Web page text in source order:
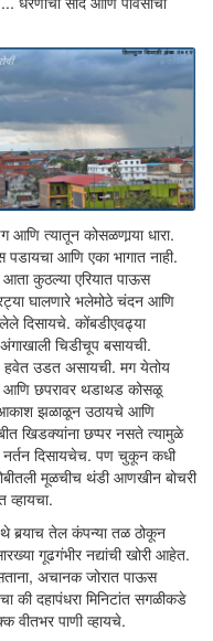
त्यातून कोसळणार्‍या धारा.
पडायचा आणि एका भागात नाही.
कुठल्या एरियात पाऊस
घालणारे भलेमोठे चंदन आणि
दिसायचे. कोंबडीएवढ्या
चिडीचूप बसायची.
हवेत उडत असायची. मग येतोय
आणि छपरावर थडाथड कोसळू
आकाश झळाळून उठायचे आणि
खिडक्यांना छप्पर नसते त्यामुळे
नर्तन दिसायचेच. पण चुकून कधी
मूळचीच थंडी आणखीन बोचरी
बर्‍याच तेल कंपन्या तळ ठोकून
गूढगंभीर नद्यांची खोरी आहेत.
अचानक जोरात पाऊस
की दहापंधरा मिनिटांत सगळीकडे
वीतभर पाणी व्हायचे.